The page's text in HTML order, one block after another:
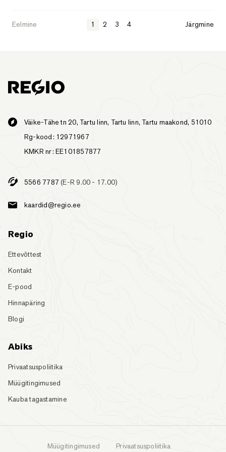
Eelmine 1 2 3 4 Järgmine
Väike-Tähe tn 20, Tartu linn, Tartu linn, Tartu maakond, 51010
Rg-kood: 12971967
KMKR nr: EE101857877
5566 7787 (E-R 9.00 - 17.00)
kaardid@regio.ee
Regio
Ettevõttest
Kontakt
E-pood
Hinnapäring
Blogi
Abiks
Privaatsuspoliitika
Müügitingimused
Kauba tagastamine
Müügitingimused Privaatsuspoliitika